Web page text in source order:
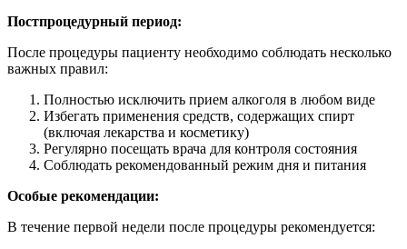
Постпроцедурный период:
После процедуры пациенту необходимо соблюдать несколько
важных правил:
Полностью исключить прием алкоголя в любом виде
Избегать применения средств, содержащих спирт
(включая лекарства и косметику)
Регулярно посещать врача для контроля состояния
Соблюдать рекомендованный режим дня и питания
Особые рекомендации:
В течение первой недели после процедуры рекомендуется: